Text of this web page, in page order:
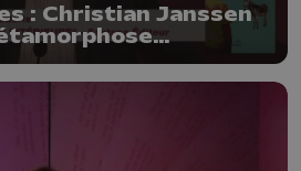
: Christian Janssen
Editeur)